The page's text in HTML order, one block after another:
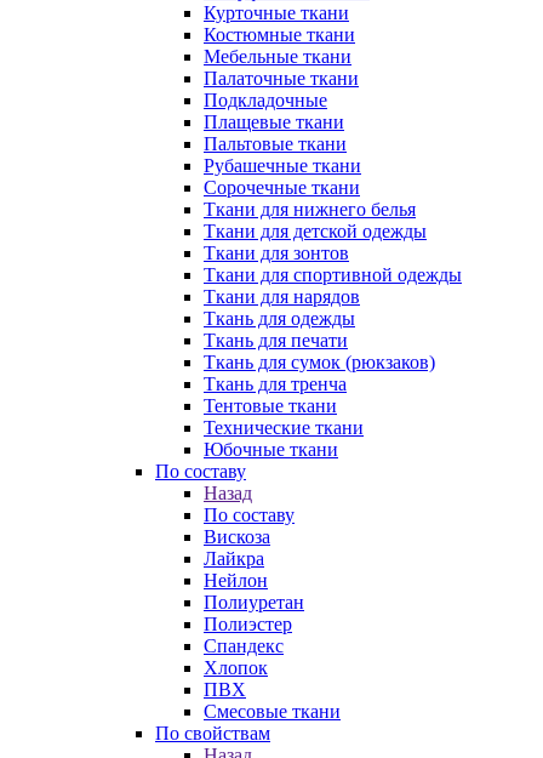
Курточные ткани
Костюмные ткани
Мебельные ткани
Палаточные ткани
Подкладочные
Плащевые ткани
Пальтовые ткани
Рубашечные ткани
Сорочечные ткани
Ткани для нижнего белья
Ткани для детской одежды
Ткани для зонтов
Ткани для спортивной одежды
Ткани для нарядов
Ткань для одежды
Ткань для печати
Ткань для сумок (рюкзаков)
Ткань для тренча
Тентовые ткани
Технические ткани
Юбочные ткани
По составу
Назад
По составу
Вискоза
Лайкра
Нейлон
Полиуретан
Полиэстер
Спандекс
Хлопок
ПВХ
Смесовые ткани
По свойствам